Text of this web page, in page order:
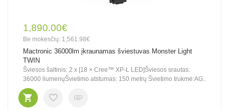
1,890.00€
Be mokesčių: 1,561.98€
Mactronic 36000lm įkraunamas šviestuvas Monster Light
TWIN
Šviesos šaltinis: 2 x [18 × Cree™ XP-L LED]Šviesos srautas:
36000 liumenųŠvietimo atstumas: 150 metrų Švietimo trukmė:AG..